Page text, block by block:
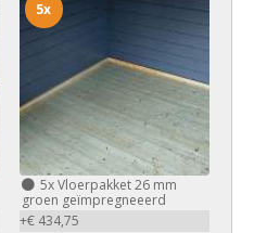
5xVloerpakket 26 mm
groen geïmpregneeerd
+€ 434,75
5x